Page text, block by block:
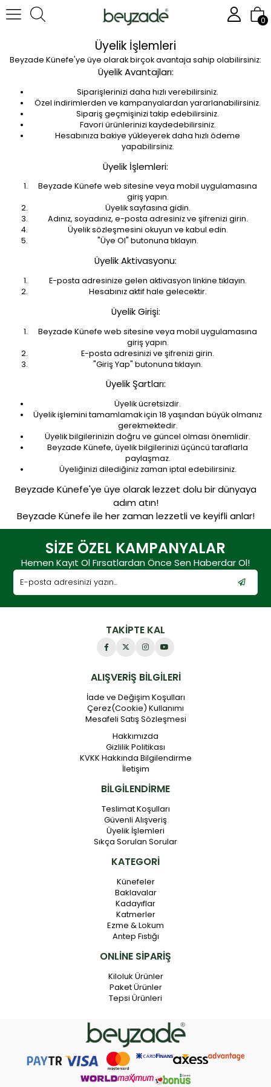
0
Üyelik İşlemleri
Beyzade Künefe'ye üye olarak birçok avantaja sahip olabilirsiniz:
Üyelik Avantajları:
Siparişlerinizi daha hızlı verebilirsiniz.
Özel indirimlerden ve kampanyalardan yararlanabilirsiniz.
Sipariş geçmişinizi takip edebilirsiniz.
Favori ürünlerinizi kaydedebilirsiniz.
Hesabınıza bakiye yükleyerek daha hızlı ödeme
yapabilirsiniz.
Üyelik İşlemleri:
Beyzade Künefe web sitesine veya mobil uygulamasına
giriş yapın.
Üyelik sayfasına gidin.
Adınız, soyadınız, e-posta adresiniz ve şifrenizi girin.
Üyelik sözleşmesini okuyun ve kabul edin.
"Üye Ol" butonuna tıklayın.
Üyelik Aktivasyonu:
E-posta adresinize gelen aktivasyon linkine tıklayın.
Hesabınız aktif hale gelecektir.
Üyelik Girişi:
Beyzade Künefe web sitesine veya mobil uygulamasına
giriş yapın.
E-posta adresinizi ve şifrenizi girin.
"Giriş Yap" butonuna tıklayın.
Üyelik Şartları:
Üyelik ücretsizdir.
Üyelik işlemini tamamlamak için 18 yaşından büyük olmanız
gerekmektedir.
Üyelik bilgilerinizin doğru ve güncel olması önemlidir.
Beyzade Künefe, üyelik bilgilerinizi üçüncü taraflarla
paylaşmaz.
Üyeliğinizi dilediğiniz zaman iptal edebilirsiniz.
Beyzade Künefe'ye üye olarak lezzet dolu bir dünyaya
adım atın!
Beyzade Künefe ile her zaman lezzetli ve keyifli anlar!
SİZE ÖZEL KAMPANYALAR
Hemen Kayıt Ol Fırsatlardan Önce Sen Haberdar Ol!
TAKİPTE KAL
ALIŞVERİŞ BİLGİLERİ
İade ve Değişim Koşulları
Çerez(Cookie) Kullanımı
Mesafeli Satış Sözleşmesi
Hakkımızda
Gizlilik Politikası
KVKK Hakkında Bilgilendirme
İletişim
BİLGİLENDİRME
Teslimat Koşulları
Güvenli Alışveriş
Üyelik İşlemleri
Sıkça Sorulan Sorular
KATEGORİ
Künefeler
Baklavalar
Kadayıflar
Katmerler
Ezme & Lokum
Antep Fıstığı
ONLİNE SİPARİŞ
Kiloluk Ürünler
Paket Ürünler
Tepsi Ürünleri